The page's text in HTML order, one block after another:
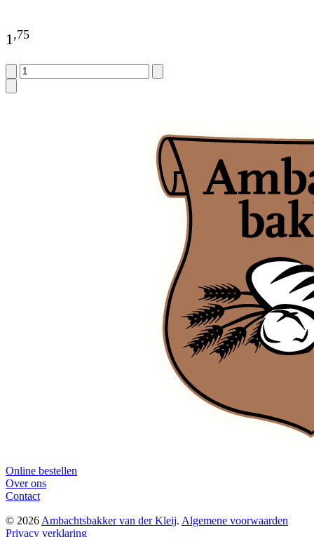
1,75
Online bestellen
Over ons
Contact
© 2026 Ambachtsbakker van der Kleij. Algemene voorwaarden
Privacy verklaring